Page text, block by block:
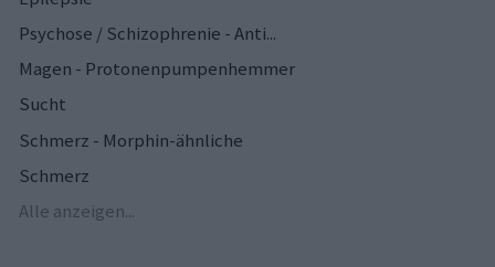
Psychose / Schizophrenie - Anti...
Magen - Protonenpumpenhemmer
Sucht
Schmerz - Morphin-ähnliche
Schmerz
Alle anzeigen...